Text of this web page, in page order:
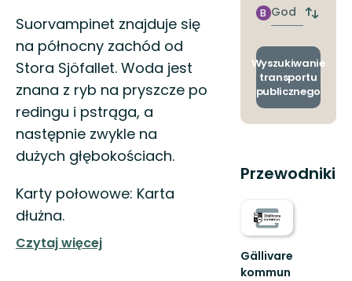
Opis
Suorvampinet znajduje się
na północny zachód od
Stora Sjöfallet. Woda jest
znana z ryb na pryszcze po
redingu i pstrąga, a
następnie zwykle na
dużych głębokościach.
Karty połowowe: Karta
dłużna.
Czytaj więcej
Godzinie
przyjazdu
B
Zmiana
i
Wyszukiwanie
transportu
publicznego
Przewodniki
Gällivare
kommun